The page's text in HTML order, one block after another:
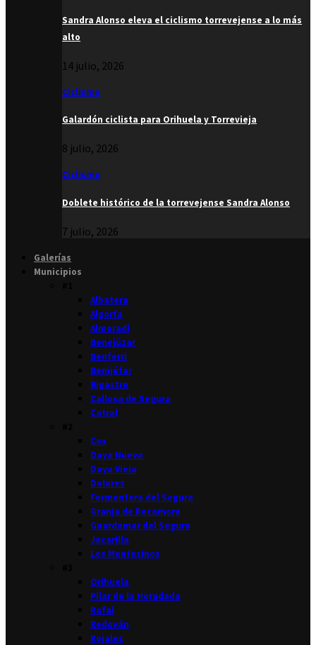
Sandra Alonso eleva el ciclismo torrevejense a lo más
alto
14 julio, 2026
Ciclismo
Galardón ciclista para Orihuela y Torrevieja
8 julio, 2026
Ciclismo
Doblete histórico de la torrevejense Sandra Alonso
7 julio, 2026
Galerías
Municipios
Albatera
Algorfa
Almoradí
Benejúzar
Benferri
Benijófar
Bigastro
Callosa de Segura
Catral
Cox
Daya Nueva
Daya Vieja
Dolores
Formentera del Segura
Granja de Rocamora
Guardamar del Segura
Jacarilla
Los Montesinos
Orihuela
Pilar de la Horadada
Rafal
Redován
Rojales